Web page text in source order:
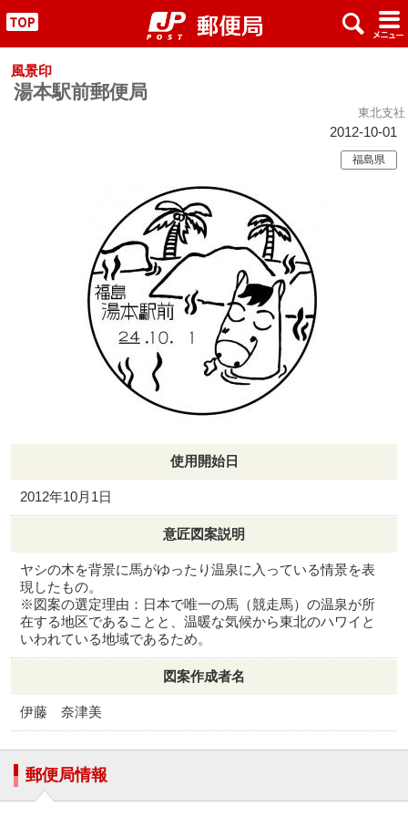
" x #
風景印
湯本駅前郵便局
東北支社
2012-10-01
福島県
使用開始日
2012年10月1日
意匠図案説明
ヤシの木を背景に馬がゆったり温泉に入っている情景を表
現したもの。
※図案の選定理由：日本で唯一の馬（競走馬）の温泉が所
在する地区であることと、温暖な気候から東北のハワイと
いわれている地域であるため。
図案作成者名
伊藤 奈津美
郵便局情報